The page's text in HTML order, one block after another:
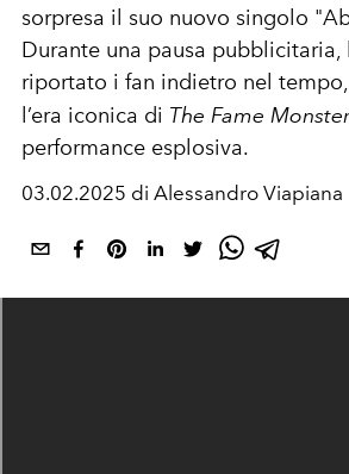
sorpresa il suo nuovo singolo
Durante una pausa pubblicitaria,
riportato i fan indietro nel
l’era iconica di The Fame Monster
performance esplosiva.
03.02.2025 di Alessandro Viapiana